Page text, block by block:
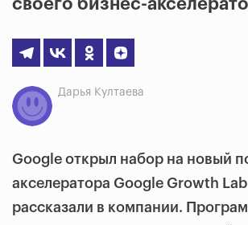
своего бизнес-
Дарья Култаева
Google открыл набор на новый
акселератора Google Growth
рассказали в компании.